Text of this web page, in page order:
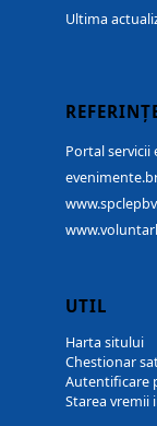
Ultima
Portal servicii
UTIL
Harta sitului
Chestionar
Autentificare
Starea vremii